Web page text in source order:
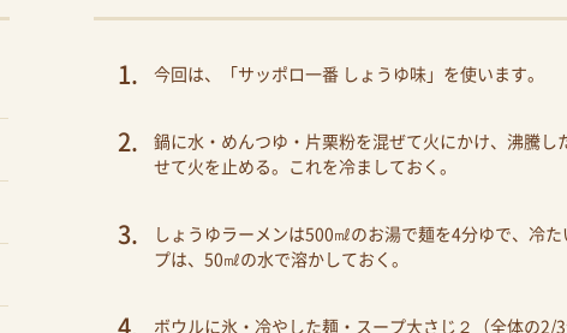
今回は、「サッポロ一番 しょうゆ味」を使います。
鍋に水・めんつゆ・片栗粉を混ぜて火にかけ、沸騰
せて火を止める。これを冷ましておく。
しょうゆラーメンは500㎖のお湯で麺を4分ゆで、冷
プは、50㎖の水で溶かしておく。
ボウルに氷・冷やした麺・スープ大さじ２（全体の2/